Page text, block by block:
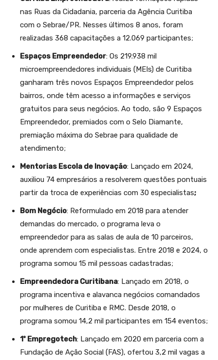
nas Ruas da Cidadania, parceria da Agência Curitiba
com o Sebrae/PR. Nesses últimos 8 anos, foram
realizadas 368 capacitações a 12.069 participantes;
Espaços Empreendedor: Os 219.938 mil
microempreendedores individuais (MEIs) de Curitiba
ganharam três novos Espaços Empreendedor pelos
bairros, onde têm acesso a informações e serviços
gratuitos para seus negócios. Ao todo, são 9 Espaços
Empreendedor, premiados com o Selo Diamante,
premiação máxima do Sebrae para qualidade de
atendimento;
Mentorias Escola de Inovação: Lançado em 2024,
auxiliou 74 empresários a resolverem questões pontuais
partir da troca de experiências com 30 especialistas;
Bom Negócio: Reformulado em 2018 para atender
demandas do mercado, o programa leva o
empreendedor para as salas de aula de 10 parceiros,
onde aprendem com especialistas. Entre 2018 e 2024, o
programa somou 15 mil pessoas cadastradas;
Empreendedora Curitibana: Lançado em 2018, o
programa incentiva e alavanca negócios comandados
por mulheres de Curitiba e RMC. Desde 2018, o
programa somou 14,2 mil participantes em 154 eventos;
1º Empregotech: Lançado em 2020 em parceria com a
Fundação de Ação Social (FAS), ofertou 3,2 mil vagas a